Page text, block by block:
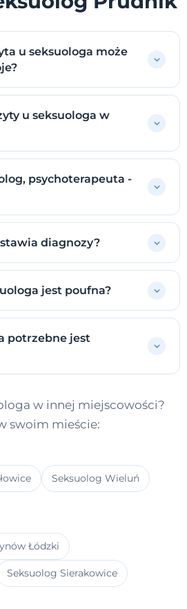
u seksuologa może
u seksuologa w
psychoterapeuta -
diagnozy?
jest poufna?
potrzebne jest
w innej miejscowości?
swoim mieście:
Seksuolog Wieluń
Łódzki
Seksuolog Sierakowice